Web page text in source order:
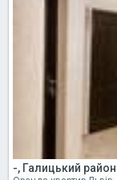
-, Галицький район